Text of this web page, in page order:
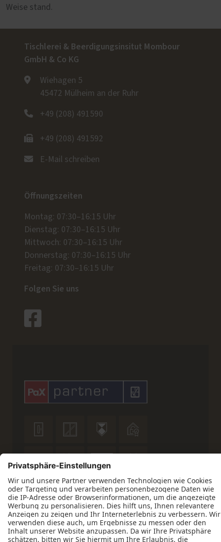
Weise stand.
Tischlerei & Beerdigungsinsitut Mombour
GmbH & Co KG
Wiehagen 5
45472 Mülheim an der Ruhr
+49 (208) 491590
+49 (208) 491592
E-Mail schreiben
Öffnungszeiten
Montag: 07:30–16:15 Uhr
Dienstag: 07:30–16:15 Uhr
Mittwoch: 07:30–16:15 Uhr
Donnerstag: 07:30–16:15 Uhr
Freitag: 07:30–16:15 Uhr
Folgen Sie uns
  
 
 